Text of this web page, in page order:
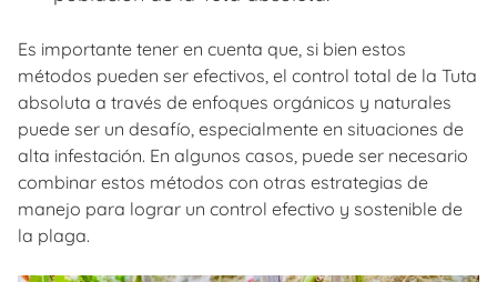
Es importante tener en cuenta que, si bien estos
métodos pueden ser efectivos, el control total de la Tuta
absoluta a través de enfoques orgánicos y naturales
puede ser un desafío, especialmente en situaciones de
alta infestación. En algunos casos, puede ser necesario
combinar estos métodos con otras estrategias de
manejo para lograr un control efectivo y sostenible de
la plaga.